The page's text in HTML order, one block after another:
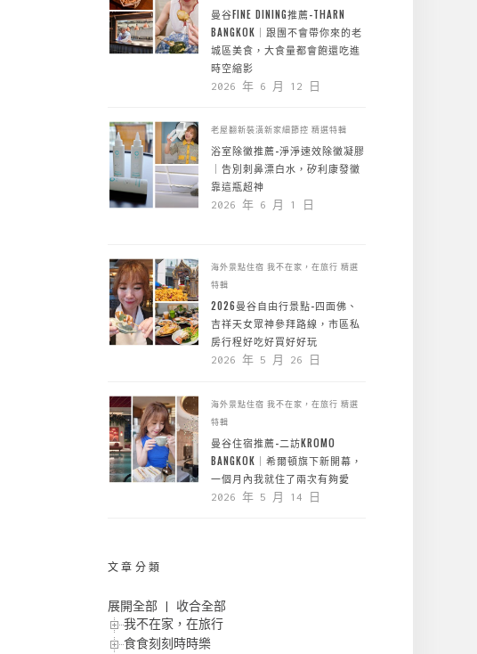
曼谷FINE DINING推薦-THARN
BANGKOK｜跟團不會帶你來的老
城區美食，大食量都會飽還吃進
時空縮影
2026 年 6 月 12 日
老屋翻新裝潢新家細節控 精選特輯
浴室除黴推薦-淨淨速效除黴凝膠
｜告別刺鼻漂白水，矽利康發黴
靠這瓶超神
2026 年 6 月 1 日
海外景點住宿 我不在家，在旅行 精選
特輯
2026曼谷自由行景點-四面佛、
吉祥天女眾神參拜路線，市區私
房行程好吃好買好好玩
2026 年 5 月 26 日
海外景點住宿 我不在家，在旅行 精選
特輯
曼谷住宿推薦-二訪KROMO
BANGKOK｜希爾頓旗下新開幕，
一個月內我就住了兩次有夠愛
2026 年 5 月 14 日
文章分類
展開全部
收合全部
我不在家，在旅行
食食刻刻時時樂